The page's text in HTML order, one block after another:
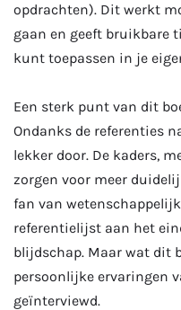
opdrachten). Dit werkt
gaan en geeft bruikbare
kunt toepassen in je
Een sterk punt van dit
Ondanks de referenties
lekker door. De kaders,
zorgen voor meer
fan van
referentielijst aan het
blijdschap. Maar wat dit
persoonlijke ervaringen
geïnterviewd.